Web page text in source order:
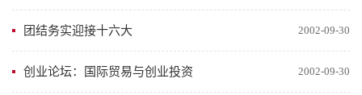
2002-09-30
团结务实迎接十六大
2002-09-30
创业论坛：国际贸易与创业投资